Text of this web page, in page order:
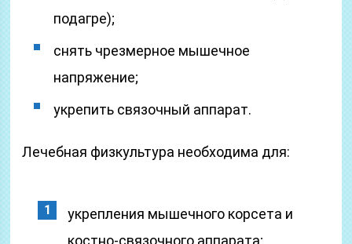
подагре);
снять чрезмерное мышечное
напряжение;
укрепить связочный аппарат.
Лечебная физкультура необходима для:
укрепления мышечного корсета и
костно-связочного аппарата;